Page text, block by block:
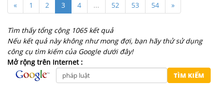
« 1 2 3 4 ... 52 53 54 »
Tìm thấy tổng cộng 1065 kết quả
Nếu kết quả này không như mong đợi, bạn hãy thử sử dụng
công cụ tìm kiếm của Google dưới đây!
Mở rộng trên Internet :